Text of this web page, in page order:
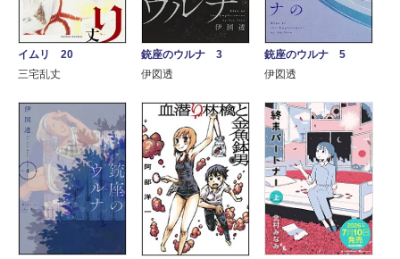
イムリ 20
三宅乱丈
銃座のウルナ 3
伊図透
銃座のウルナ 5
伊図透